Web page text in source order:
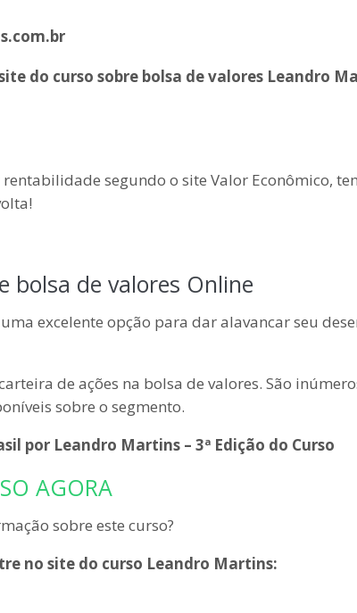
site do curso sobre bolsa de valores Leandro
segundo o site Valor Econômico,
bolsa de valores Online
excelente opção para dar alavancar seu
de ações na bolsa de valores. São
sobre o segmento.
por Leandro Martins – 3ª Edição do Curso
AGORA
sobre este curso?
no site do curso Leandro Martins: